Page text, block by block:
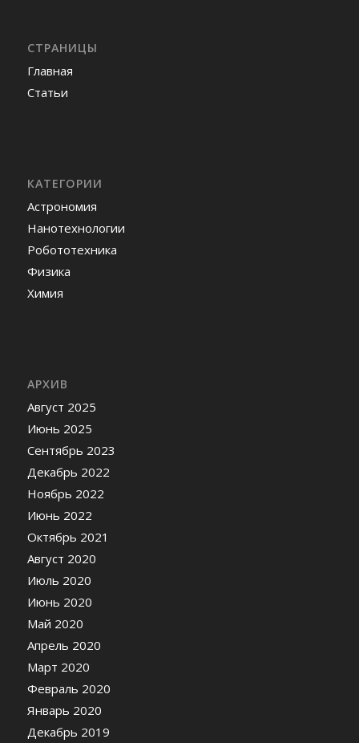
СТРАНИЦЫ
Главная
Статьи
КАТЕГОРИИ
Астрономия
Нанотехнологии
Робототехника
Физика
Химия
АРХИВ
Август 2025
Июнь 2025
Сентябрь 2023
Декабрь 2022
Ноябрь 2022
Июнь 2022
Октябрь 2021
Август 2020
Июль 2020
Июнь 2020
Май 2020
Апрель 2020
Март 2020
Февраль 2020
Январь 2020
Декабрь 2019